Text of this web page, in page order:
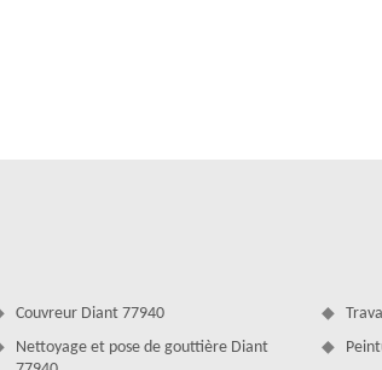
Couvreur Diant 77940
Nettoyage et pose de gouttière Diant